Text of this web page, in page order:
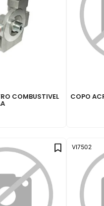
COMBUSTIVEL COPO
VI7502